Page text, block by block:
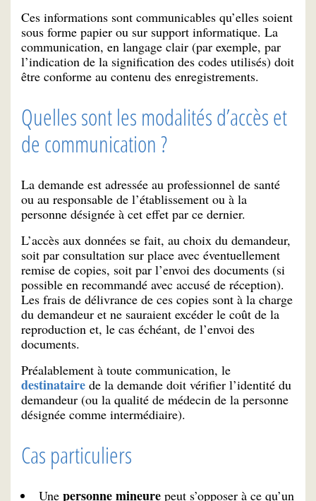
Ces informations sont communicables qu’elles soient
sous forme papier ou sur support informatique. La
communication, en langage clair (par exemple, par
l’indication de la signification des codes utilisés) doit
être conforme au contenu des enregistrements.
Quelles sont les modalités d’accès et
de communication ?
La demande est adressée au professionnel de santé
ou au responsable de l’établissement ou à la
personne désignée à cet effet par ce dernier.
L’accès aux données se fait, au choix du demandeur,
soit par consultation sur place avec éventuellement
remise de copies, soit par l’envoi des documents (si
possible en recommandé avec accusé de réception).
Les frais de délivrance de ces copies sont à la charge
du demandeur et ne sauraient excéder le coût de la
reproduction et, le cas échéant, de l’envoi des
documents.
Préalablement à toute communication, le
destinataire de la demande doit vérifier l’identité du
demandeur (ou la qualité de médecin de la personne
désignée comme intermédiaire).
Cas particuliers
Une personne mineure peut s’opposer à ce qu’un